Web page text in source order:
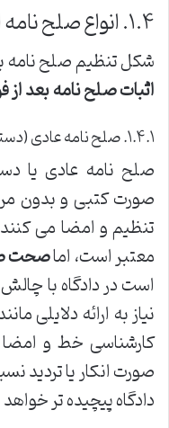
۱.۴. انواع صلح نامه از منظر شکل
شکل تنظیم صلح نامه
اثبات صلح نامه بعد از
۱.۴.۱. صلح نامه عادی (دستی)
صلح نامه عادی یا
صورت کتبی و بدون
تنظیم و امضا می
معتبر است، اماصحت
است در دادگاه با
نیاز به ارائه دلایلی
کارشناسی خط و
صورت انکار یا تردید
دادگاه پیچیده تر